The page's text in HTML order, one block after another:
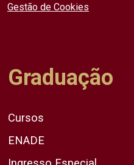
Gestão de Cookies
Graduação
Cursos
ENADE